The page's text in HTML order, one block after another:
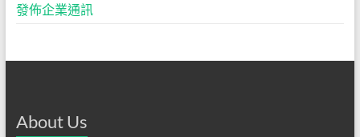
發佈企業通訊
About Us